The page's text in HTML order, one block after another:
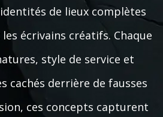
de lieux complètes
écrivains créatifs. Chaque
style de service et
cachés derrière de fausses
ces concepts capturent